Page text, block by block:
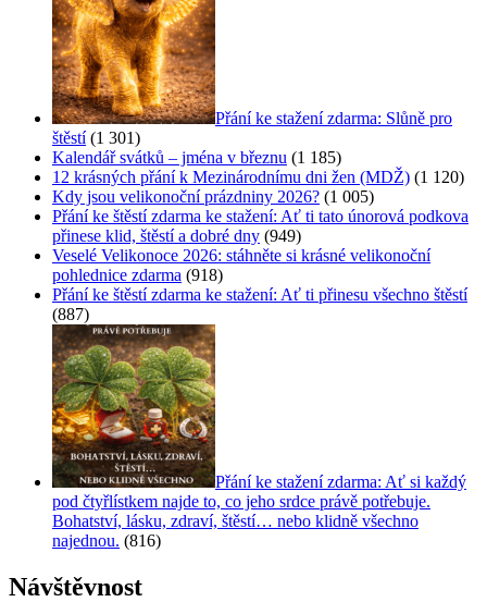
Přání ke stažení zdarma: Slůně pro
štěstí (1 301)
Kalendář svátků – jména v březnu (1 185)
12 krásných přání k Mezinárodnímu dni žen (MDŽ) (1 120)
Kdy jsou velikonoční prázdniny 2026? (1 005)
Přání ke štěstí zdarma ke stažení: Ať ti tato únorová podkova
přinese klid, štěstí a dobré dny (949)
Veselé Velikonoce 2026: stáhněte si krásné velikonoční
pohlednice zdarma (918)
Přání ke štěstí zdarma ke stažení: Ať ti přinesu všechno štěstí
(887)
Přání ke stažení zdarma: Ať si každý
pod čtyřlístkem najde to, co jeho srdce právě potřebuje.
Bohatství, lásku, zdraví, štěstí… nebo klidně všechno
najednou. (816)
Návštěvnost